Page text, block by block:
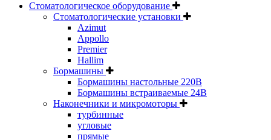
Стоматологическое оборудование
Стоматологические установки
Azimut
Appollo
Premier
Hallim
Бормашины
Бормашины настольные 220В
Бормашины встраиваемые 24В
Наконечники и микромоторы
турбинные
угловые
прямые